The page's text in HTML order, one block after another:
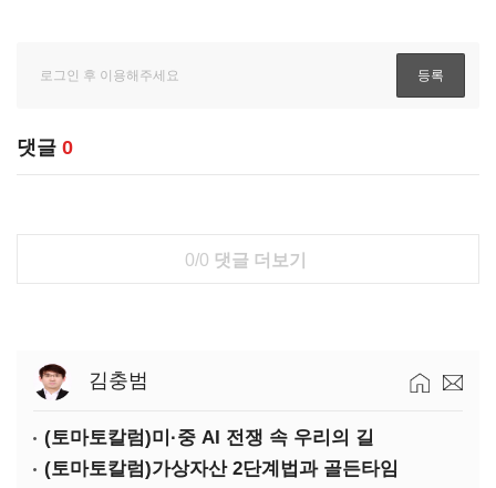
댓글 0
0/0 댓글 더보기
김충범
(토마토칼럼)미·중 AI 전쟁 속 우리의 길
(토마토칼럼)가상자산 2단계법과 골든타임